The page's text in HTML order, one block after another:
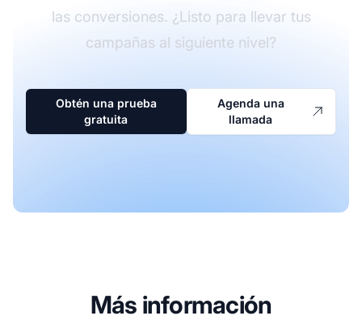
las conversiones. ¿Listo para llevar tus
campañas al siguiente nivel?
Obtén una prueba
gratuita
Agenda una
llamada
Más información